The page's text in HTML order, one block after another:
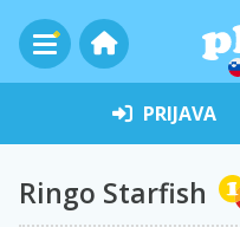
PRIJAVA
Ringo Starfish